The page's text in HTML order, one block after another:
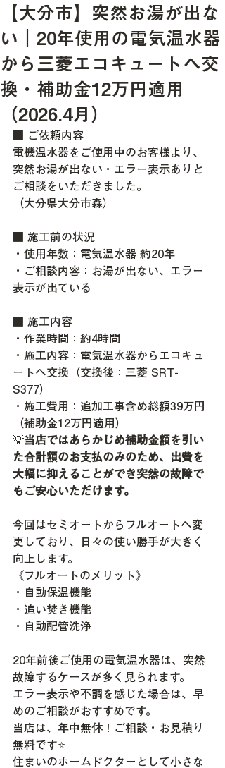
【大分市】突然お湯が出な
い｜20年使用の電気温水器
から三菱エコキュートへ交
換・補助金12万円適用
（2026.4月）
■ ご依頼内容
電機温水器をご使用中のお客様より、
突然お湯が出ない・エラー表示ありと
ご相談をいただきました。
（大分県大分市森）
■ 施工前の状況
・使用年数：電気温水器 約20年
・ご相談内容：お湯が出ない、 エラー
表示が出ている
■ 施工内容
・作業時間：約4時間
・施工内容：電気温水器からエコキュ
ートへ交換（交換後：三菱 SRT-
S377）
・施工費用：追加工事含め総額39万円
（補助金12万円適用）
💡当店ではあらかじめ補助金額を引い
た合計額のお支払のみのため、出費を
大幅に抑えることができ突然の故障で
もご安心いただけます。
今回はセミオートからフルオートへ変
更しており、日々の使い勝手が大きく
向上します。
《フルオートのメリット》
・自動保温機能
・追い焚き機能
・自動配管洗浄
20年前後ご使用の電気温水器は、突然
故障するケースが多く見られます。
エラー表示や不調を感じた場合は、早
めのご相談がおすすめです。
当店は、年中無休！ご相談・お見積り
無料です⭐
住まいのホームドクターとして小さな